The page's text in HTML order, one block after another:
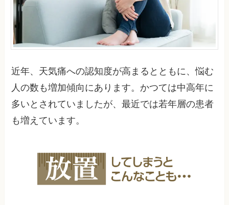
近年、天気痛への認知度が高まるとともに、悩む
人の数も増加傾向にあります。かつては中高年に
多いとされていましたが、最近では若年層の患者
も増えています。